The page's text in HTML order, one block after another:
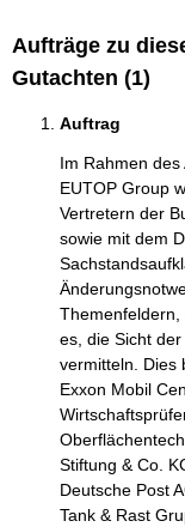
Aufträge zu
Gutachten (1)
Auftrag
Im Rahmen
EUTOP Group
Vertretern der
sowie mit dem
es, die Sicht
vermitteln. Dies
Exxon Mobil
Stiftung & Co.
Deutsche Post
Tank & Rast